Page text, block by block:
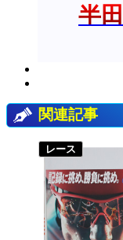
半田
関連記事